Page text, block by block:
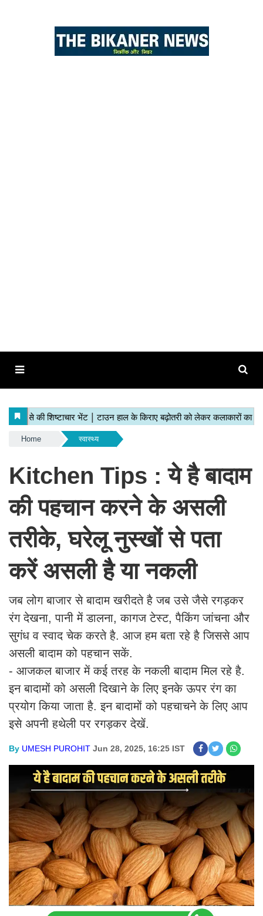
Home स्वास्थ्य
Kitchen Tips : ये है बादाम
की पहचान करने के असली
तरीके, घरेलू नुस्खों से पता
करें असली है या नकली
जब लोग बाजार से बादाम खरीदते है जब उसे जैसे रगड़कर
रंग देखना, पानी में डालना, कागज टेस्ट, पैकिंग जांचना और
सुगंध व स्वाद चेक करते है. आज हम बता रहे है जिससे आप
असली बादाम को पहचान सकें.
- आजकल बाजार में कई तरह के नकली बादाम मिल रहे है.
इन बादामों को असली दिखाने के लिए इनके ऊपर रंग का
प्रयोग किया जाता है. इन बादामों को पहचाचने के लिए आप
इसे अपनी हथेली पर रगड़कर देखें.
By UMESH PUROHIT Jun 28, 2025, 16:25 IST